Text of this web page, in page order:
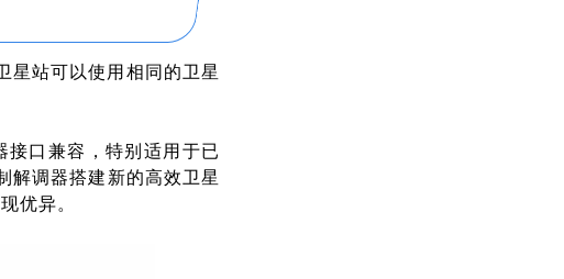
星站可以使用相同的卫星
接口兼容，特别适用于已
解调器搭建新的高效卫星
优异。